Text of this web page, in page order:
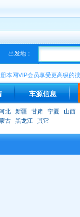
出发地：
本网VIP会员享受更高级的
车源信息
北 新疆 甘肃 宁夏
山西
古 黑龙江 其它